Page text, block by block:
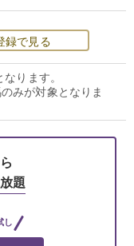
録で見る
ります。
みが対象となりま
題
し